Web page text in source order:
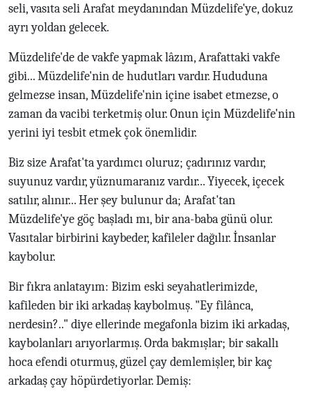
seli, vasıta seli Arafat meydanından Müzdelife'ye, dokuz
ayrı yoldan gelecek.
Müzdelife'de de vakfe yapmak lâzım, Arafattaki vakfe
gibi... Müzdelife'nin de hudutları vardır. Hududuna
gelmezse insan, Müzdelife'nin içine isabet etmezse, o
zaman da vacibi terketmiş olur. Onun için Müzdelife'nin
yerini iyi tesbit etmek çok önemlidir.
Biz size Arafat'ta yardımcı oluruz; çadırınız vardır,
suyunuz vardır, yüznumaranız vardır... Yiyecek, içecek
satılır, alınır... Her şey bulunur da; Arafat'tan
Müzdelife'ye göç başladı mı, bir ana-baba günü olur.
Vasıtalar birbirini kaybeder, kafileler dağılır. İnsanlar
kaybolur.
Bir fıkra anlatayım: Bizim eski seyahatlerimizde,
kafileden bir iki arkadaş kaybolmuş. "Ey filânca,
nerdesin?.." diye ellerinde megafonla bizim iki arkadaş,
kaybolanları arıyorlarmış. Orda bakmışlar; bir sakallı
hoca efendi oturmuş, güzel çay demlemişler, bir kaç
arkadaş çay höpürdetiyorlar. Demiş: